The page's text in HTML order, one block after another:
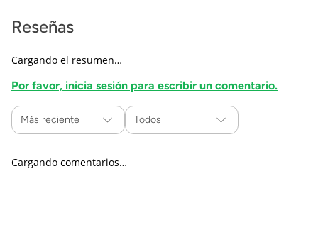
Reseñas
Cargando el resumen…
Por favor, inicia sesión para escribir un comentario.
Más reciente Todos
Cargando comentarios…